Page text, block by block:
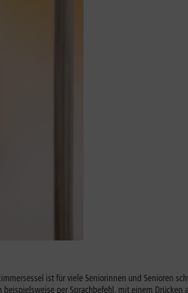
ist für viele Seniorinnen und Senioren
per Sprachbefehl, mit einem